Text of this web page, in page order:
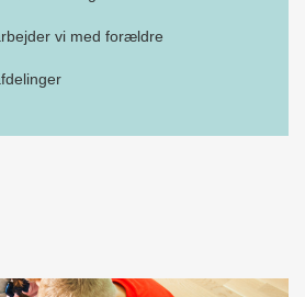
vi med forældre